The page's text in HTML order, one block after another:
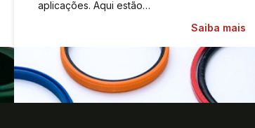
aplicações. Aqui estão…
Saiba mais